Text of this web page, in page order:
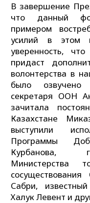
В завершение
что данный
примером
усилий в этом
уверенность,
придаст
волонтерства в
было озвучено
секретаря ООН
зачитала
Казахстане
выступили
Программы
Курбанова,
Министерства
Сабри,
Халук Левент и